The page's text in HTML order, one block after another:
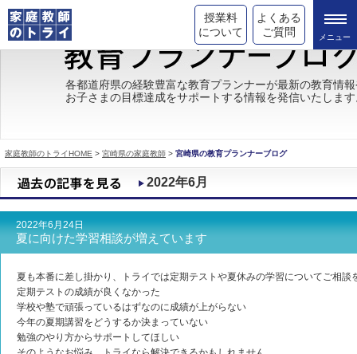
授業料
について
よくある
ご質問
トライの教育理念
成績が上がる理由
都道府県別情報
合格体験談
キャンペーン情報
各都道府県の経験豊富な教育プランナーが最新の教育情
お子さまの目標達成をサポートする情報を発信いたしま
家庭教師のトライHOME > 宮崎県の家庭教師 > 宮崎県の教育プランナーブログ
2022年6月
2022年6月24日
夏に向けた学習相談が増えています
夏も本番に差し掛かり、トライでは定期テストや夏休みの学習についてご相談
定期テストの成績が良くなかった
学校や塾で頑張っているはずなのに成績が上がらない
今年の夏期講習をどうするか決まっていない
勉強のやり方からサポートしてほしい